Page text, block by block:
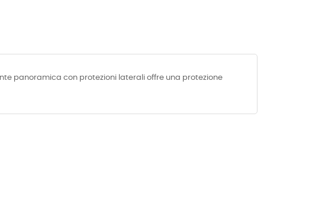
panoramica con protezioni laterali offre una protezione